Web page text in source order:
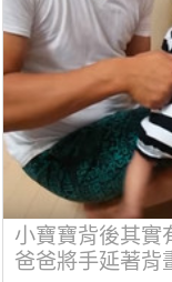
小寶寶背後其實
爸爸將手延著背